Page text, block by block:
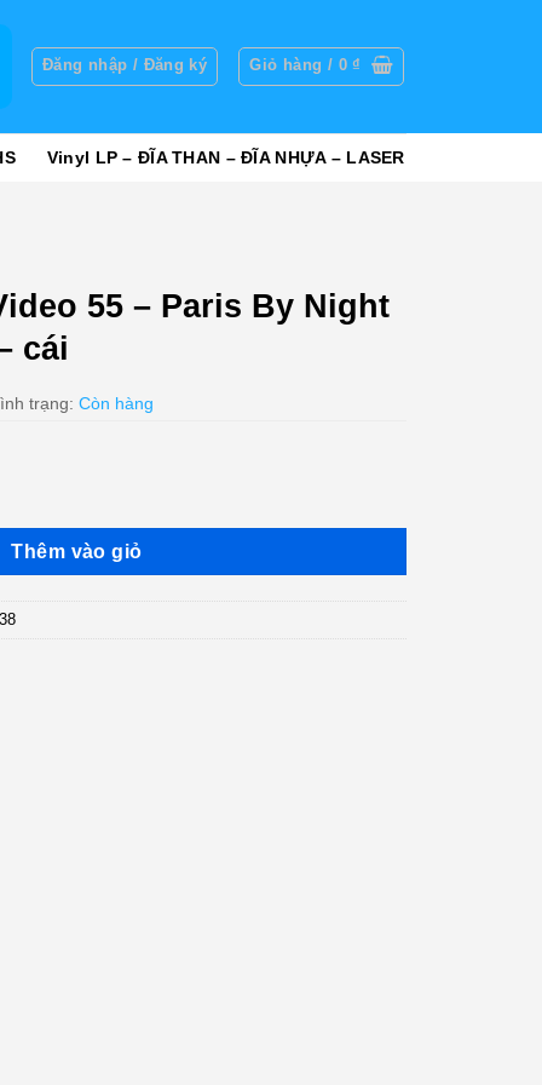
Đăng nhập / Đăng ký Giỏ hàng / 0₫
Vinyl LP – ĐĨA THAN – ĐĨA NHỰA – LASER
55 – Paris By Night
cái
trạng: Còn hàng
Thêm vào giỏ